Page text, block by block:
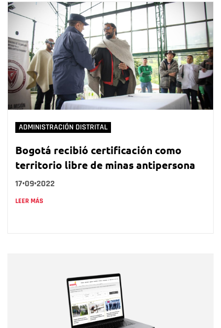
ADMINISTRACIÓN DISTRITAL
Bogotá recibió certificación como
territorio libre de minas antipersona
17•09•2022
LEER MÁS
Correo electrónico